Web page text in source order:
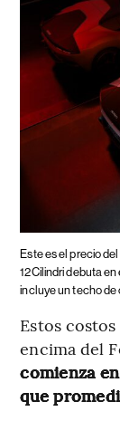
Este es el precio
12Cilindri debuta
incluye un techo de
Estos
encima del
comienza
que